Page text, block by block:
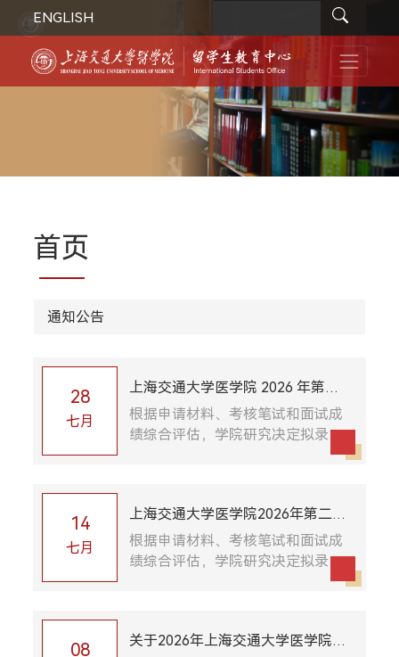
ENGLISH
首页
通知公告
28
七月
上海交通大学医学院 2026 年第三
批来华留学生本科生入学录取公示
根据申请材料、考核笔试和面试成
绩综合评估，学院研究决定拟录取
六年制专业：序号申请编...
14
七月
上海交通大学医学院2026年第二批
来华留学生本科生入学录取公示
根据申请材料、考核笔试和面试成
绩综合评估，学院研究决定拟录取
学五年制专业：序号申...
08
关于2026年上海交通大学医学院上